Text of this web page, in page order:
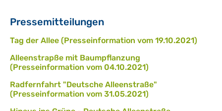
Pressemitteilungen
Tag der Allee (Presseinformation vom 19.10.2021)
Alleenstrapße mit Baumpflanzung
(Presseinformation vom 04.10.2021)
Radfernfahrt "Deutsche Alleenstraße"
(Presseinformation vom 31.05.2021)